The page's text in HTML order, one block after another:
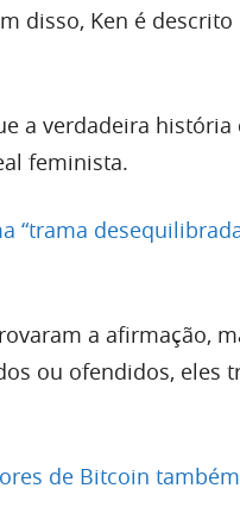
disso, Ken é
a verdadeira
feminista.
“trama
a afirmação,
ou ofendidos, eles
de Bitcoin